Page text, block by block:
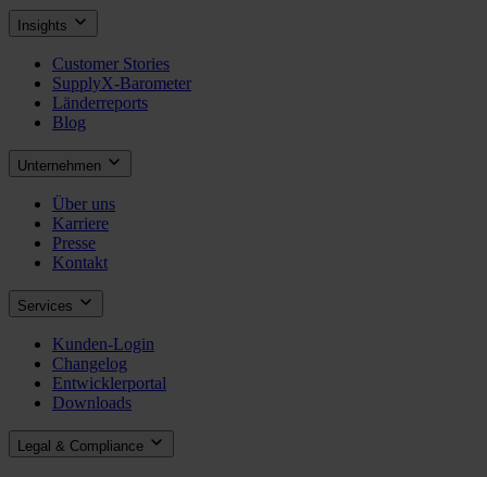
Insights
Customer Stories
SupplyX-Barometer
Länderreports
Blog
Unternehmen
Über uns
Karriere
Presse
Kontakt
Services
Kunden-Login
Changelog
Entwicklerportal
Downloads
Legal & Compliance